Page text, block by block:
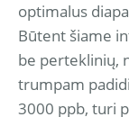
optimalus
Būtent šiame
be perteklinių,
trumpam
3000 ppb, turi